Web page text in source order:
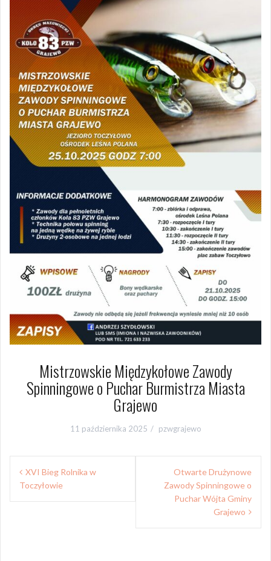
Mistrzowskie Międzykołowe Zawody
Spinningowe o Puchar Burmistrza Miasta
Grajewo
11 października 2025 pzwgrajewo
Nawigacja
wpisu
XVI Bieg Rolnika w
Toczyłowie
Otwarte Drużynowe
Zawody Spinningowe o
Puchar Wójta Gminy
Grajewo